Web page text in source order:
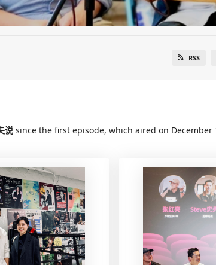
RSS
说 since the first episode, which aired on December